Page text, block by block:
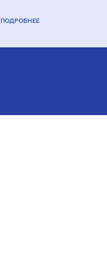
ПОДРОБНЕЕ